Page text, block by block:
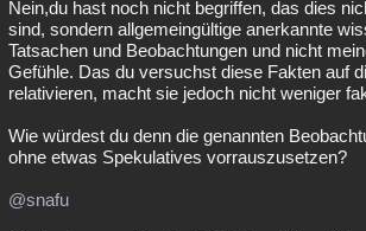
Nein,du hast noch nicht begriffen, das dies
sind, sondern allgemeingültige anerkannte
Tatsachen und Beobachtungen und nicht
Gefühle. Das du versuchst diese Fakten auf
relativieren, macht sie jedoch nicht weniger
Wie würdest du denn die genannten
ohne etwas Spekulatives vorrauszusetzen?
@snafu